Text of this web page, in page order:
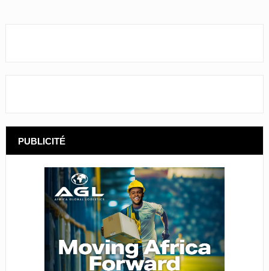
PUBLICITÉ